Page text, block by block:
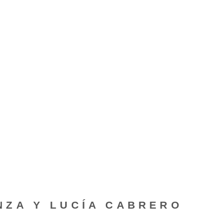
Y LUCÍA CABRERO